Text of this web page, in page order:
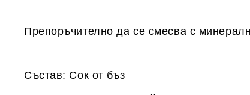
Препоръчително да се смесва с
Състав: Сок от бъз